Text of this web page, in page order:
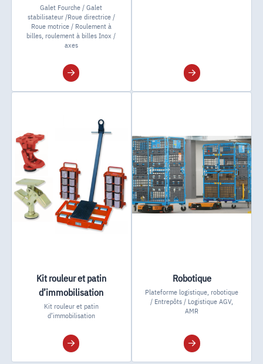
Galet Fourche / Galet
stabilisateur /Roue directrice /
Roue motrice / Roulement à
billes, roulement à billes Inox /
axes
Kit rouleur et patin
d’immobilisation
Kit rouleur et patin
d’immobilisation
Robotique
Plateforme logistique, robotique
/ Entrepôts / Logistique AGV,
AMR